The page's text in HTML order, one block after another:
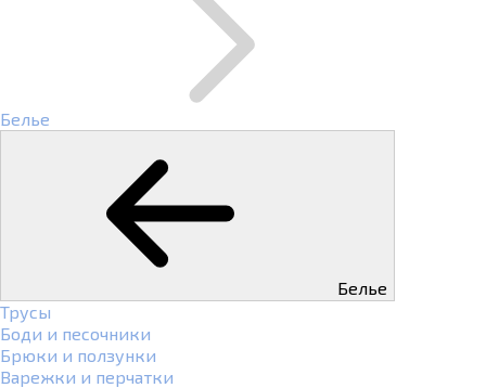
Белье
Белье
Трусы
Боди и песочники
Брюки и ползунки
Варежки и перчатки